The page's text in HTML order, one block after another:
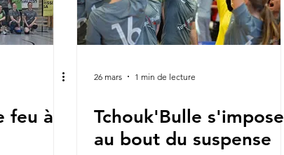
feu à
26 mars 1 min de lecture
Tchouk'Bulle s'impose
au bout du suspense